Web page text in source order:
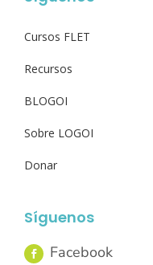
Cursos FLET
Recursos
BLOGOI
Sobre LOGOI
Donar
Síguenos